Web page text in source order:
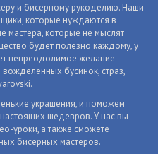
и бисерному рукоделию. Наши
которые нуждаются в
мастера, которые не мыслят
будет полезно каждому, у
непреодолимое желание
вожделенных бусинок, страз,
украшения, и поможем
шедевров. У нас вы
уроки, а также сможете
бисерных мастеров.